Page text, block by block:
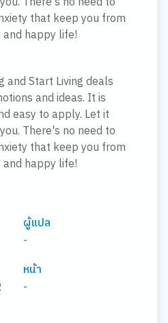
that keep you from
happy life!
and Start Living deals
and ideas. It is
easy to apply. Let it
There's no need to
that keep you from
happy life!
ผู้แปล
-
หน้า
-